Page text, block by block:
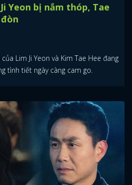
Yeon bị nắm thóp, Tae
Lim Ji Yeon và Kim Tae Hee đang
tình tiết ngày càng cam go.